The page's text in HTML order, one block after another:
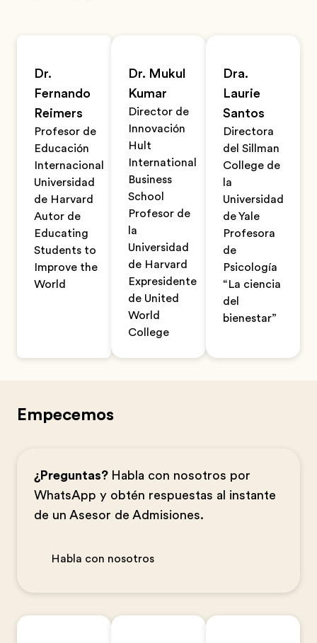
Dr.
Fernando
Reimers
Profesor de
Educación
Internacional
Universidad
de Harvard
Autor de
Educating
Students to
Improve the
World
Dr. Mukul
Kumar
Director de
Innovación
Hult
International
Business
School
Profesor de
la
Universidad
de Harvard
Expresidente
de United
World
College
Dra.
Laurie
Santos
Directora
del Sillman
College de
la
Universidad
de Yale
Profesora
de
Psicología
“La ciencia
del
bienestar”
Empecemos
¿Preguntas? Habla con nosotros por
WhatsApp y obtén respuestas al instante
de un Asesor de Admisiones.
Habla con nosotros